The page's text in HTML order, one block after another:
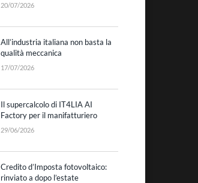
20/07/2026
All’industria italiana non basta la
qualità meccanica
17/07/2026
Il supercalcolo di IT4LIA AI
Factory per il manifatturiero
29/06/2026
Credito d’Imposta fotovoltaico:
rinviato a dopo l’estate